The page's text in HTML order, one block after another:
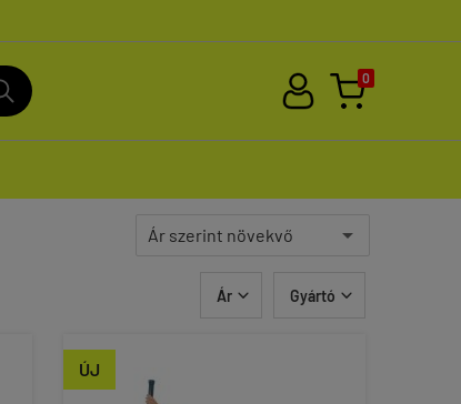
0
Ár  Gyártó 
ÚJ